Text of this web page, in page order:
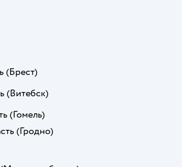
(Брест)
(Витебск)
(Гомель)
(Гродно)